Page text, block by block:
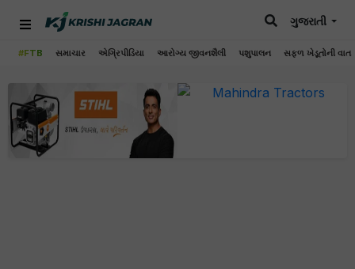
#FTB સમાચાર એગ્રિપીડિયા આરોગ્ય જીવનશૈલી પશુપાલન સફળ ખેડૂતોની વાત
ગુજરાતી